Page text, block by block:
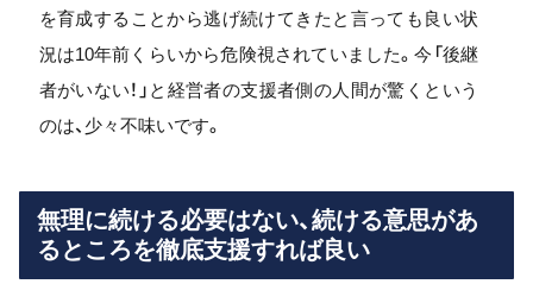
を育成することから逃げ続けてきたと言っても良い状
況は10年前くらいから危険視されていました。今「後継
者がいない！」と経営者の支援者側の人間が驚くという
のは、少々不味いです。
無理に続ける必要はない、続ける意思があ
るところを徹底支援すれば良い